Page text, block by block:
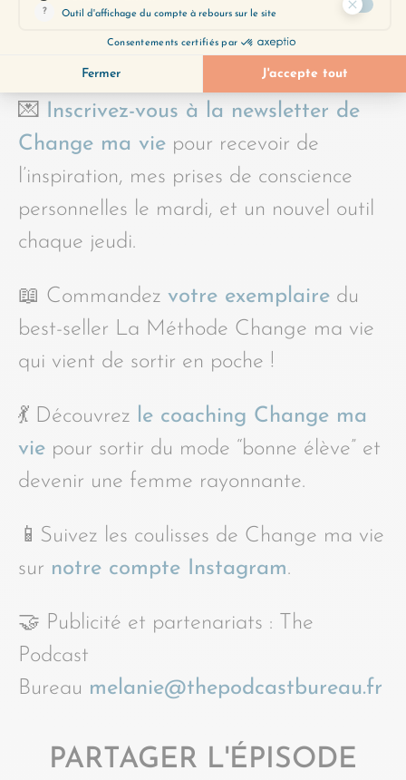
POUR ALLER PLUS LOIN
💌
Inscrivez-vous à la newsletter de
Change ma vie pour recevoir de
l’inspiration, mes prises de conscience
personnelles le mardi, et un nouvel outil
chaque jeudi.
📖 Commandez votre exemplaire du
best-seller La Méthode Change ma vie
qui vient de sortir en poche !
💃 Découvrez
le coaching Change ma
vie pour sortir du mode “bonne élève” et
devenir une femme rayonnante.
📱Suivez les coulisses de Change ma vie
sur notre compte Instagram.
🤝 Publicité et partenariats : The
Podcast
Bureau melanie@thepodcastbureau.fr
PARTAGER L'ÉPISODE